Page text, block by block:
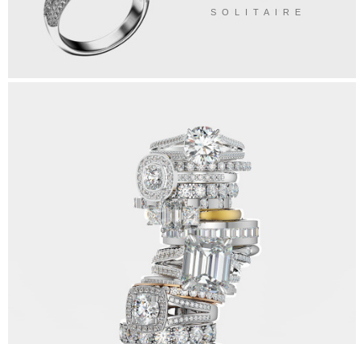
SOLITAIRE